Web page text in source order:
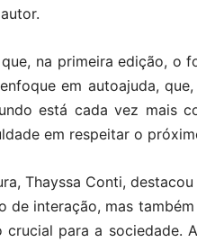
na primeira edição, o
em autoajuda,
está cada vez mais
em respeitar o
Thayssa Conti,
de interação, mas
crucial para a sociedade.